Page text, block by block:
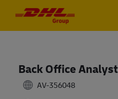
Back Office Analyst
AV-356048